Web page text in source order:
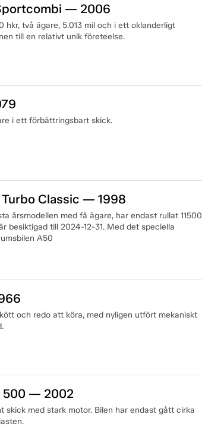
— 2006
hkr, två ägare, 5.013 mil och i ett oklanderligt
till en relativt unik företeelse.
i ett förbättringsbart skick.
Classic — 1998
årsmodellen med få ägare, har endast rullat 11500
besiktigad till 2024-12-31. Med det speciella
A50
och redo att köra, med nyligen utfört mekaniskt
500 — 2002
skick med stark motor. Bilen har endast gått cirka